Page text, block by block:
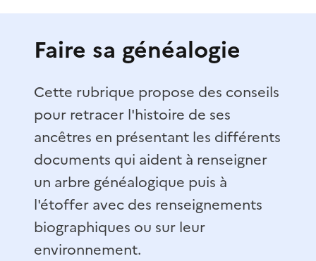
Faire sa généalogie
Cette rubrique propose des conseils
pour retracer l'histoire de ses
ancêtres en présentant les différents
documents qui aident à renseigner
un arbre généalogique puis à
l'étoffer avec des renseignements
biographiques ou sur leur
environnement.